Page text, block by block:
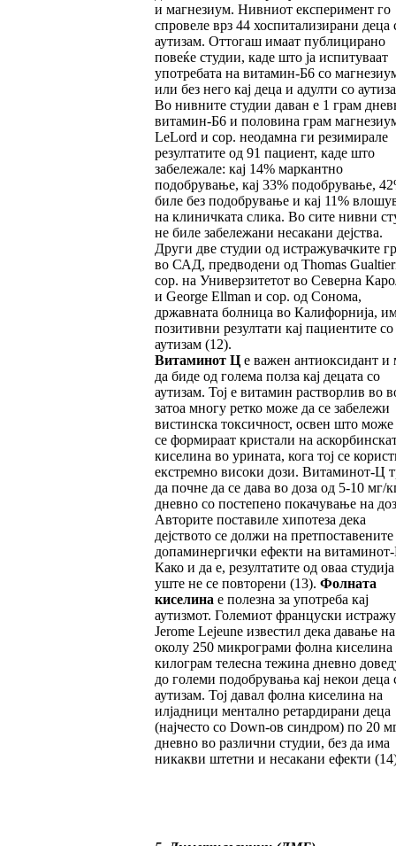
и магнезиум. Нивниот експеримент го
спровеле врз 44 хоспитализирани деца
аутизам. Оттогаш имаат публицирано
повеќе студии, каде што ја испитуваат
употребата на витамин-Б6 со
или без него кај деца и адулти со
Во нивните студии даван е 1 грам
витамин-Б6 и половина грам
LeLord и сор. неодамна ги резимирале
резултатите од 91 пациент, каде што
забележале: кај 14% маркантно
подобрување, кај 33% подобрување,
биле без подобрување и кај 11%
на клиничката слика. Во сите нивни
не биле забележани несакани дејства.
Други две студии од истражувачките
во САД, предводени од Thomas
сор. на Универзитетот во Северна
и George Ellman и сор. од Сонома,
државната болница во Калифорнија,
позитивни резултати кај пациентите со
аутизам (12).
Витаминот Це важен антиоксидант и
да биде од голема полза кај децата со
аутизам. Тој е витамин растворлив во
затоа многу ретко може да се забележи
вистинска токсичност, освен што може
се формираат кристали на
киселина во урината, кога тој се
екстремно високи дози. Витаминот-Ц
да почне да се дава во доза од 5-10 мг/
дневно со постепено покачување на
Авторите поставиле хипотеза дека
дејството се должи на претпоставените
допаминергички ефекти на
Како и да е, резултатите од оваа студија
уште не се повторени (13). Фолната
киселина е полезна за употреба кај
аутизмот. Големиот француски
Jerome Lejeune известил дека давање на
околу 250 микрограми фолна киселина
килограм телесна тежина дневно
до големи подобрувања кај некои деца
аутизам. Тој давал фолна киселина на
илјадници ментално ретардирани деца
(најчесто со Down-ов синдром) по 20
дневно во различни студии, без да има
никакви штетни и несакани ефекти